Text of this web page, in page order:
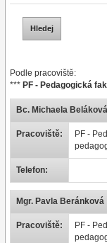
Podle pracoviště:
*** PF - Pedagogická
Bc. Michaela Beláková
Pracoviště:
PF -
Telefon:
Mgr. Pavla Beránková
Pracoviště:
PF -